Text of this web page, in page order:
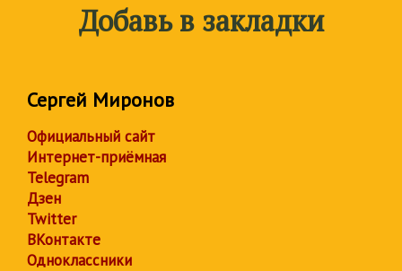
Добавь в закладки
Сергей Миронов
Официальный сайт
Интернет-приёмная
Telegram
Дзен
Twitter
ВКонтакте
Одноклассники